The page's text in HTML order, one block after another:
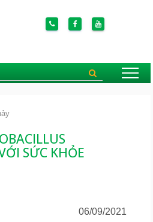
SỨC KHỎE
06/09/2021